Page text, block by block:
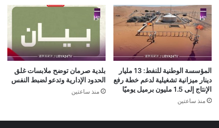
المؤسسة الوطنية للنفط: 13 مليار
دينار ميزانية تشغيلية لدعم خطة رفع
الإنتاج إلى 1.5 مليون برميل يوميًا
منذ ساعتين
بلدية صرمان توضح ملابسات غلق
الحدود الإدارية وتدعو لضبط النفس
منذ ساعتين